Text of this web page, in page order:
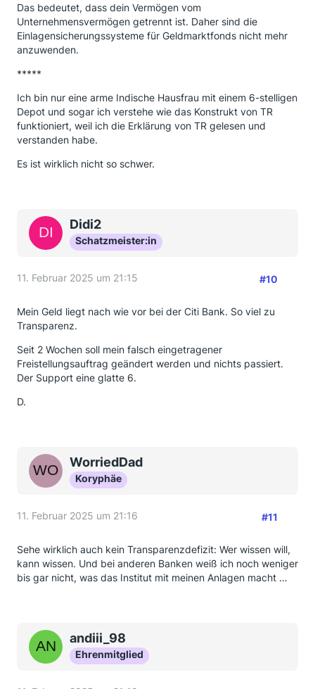
Das bedeutet, dass dein Vermögen vom
Unternehmensvermögen getrennt ist. Daher sind die
Einlagensicherungssysteme für Geldmarktfonds nicht mehr
anzuwenden.
*****
Ich bin nur eine arme Indische Hausfrau mit einem 6-stelligen
Depot und sogar ich verstehe wie das Konstrukt von TR
funktioniert, weil ich die Erklärung von TR gelesen und
verstanden habe.
Es ist wirklich nicht so schwer.
Didi2
Schatzmeister:in
11. Februar 2025 um 21:15 #10
Mein Geld liegt nach wie vor bei der Citi Bank. So viel zu
Transparenz.
Seit 2 Wochen soll mein falsch eingetragener
Freistellungsauftrag geändert werden und nichts passiert.
Der Support eine glatte 6.
D.
WorriedDad
Koryphäe
11. Februar 2025 um 21:16 #11
Sehe wirklich auch kein Transparenzdefizit: Wer wissen will,
kann wissen. Und bei anderen Banken weiß ich noch weniger
bis gar nicht, was das Institut mit meinen Anlagen macht …
andiii_98
Ehrenmitglied